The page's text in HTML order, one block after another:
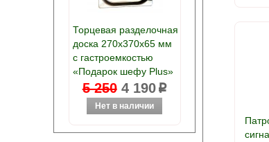
Торцевая разделочная
доска 270х370х65 мм
с гастроемкостью
«Подарок шефу Plus»
5 250 4 190p